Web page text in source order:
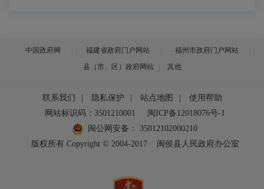
中国政府网 福建省政府门户网站
福州市政府门户网站
县（市、区）政府网站
其他
联系我们 隐私保护 站点地图
使用帮助
网站标识码：3501210001
闽ICP备12018076号-1
闽公网安备：
35012102000210
版权所有 Copyright © 2004-2017
闽侯县人民政府办公室